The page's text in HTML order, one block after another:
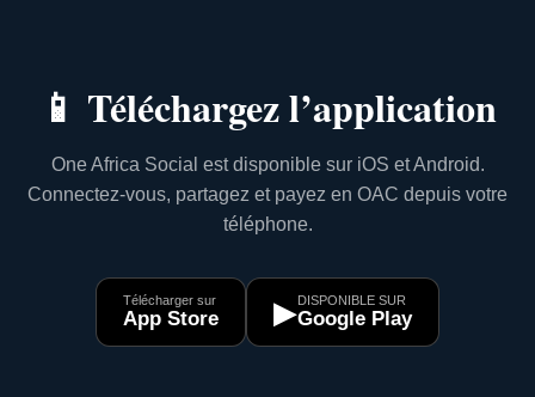
📱 Téléchargez l’application
One Africa Social est disponible sur iOS et Android.
Connectez-vous, partagez et payez en OAC depuis votre
téléphone.
Télécharger sur
App Store ▶DISPONIBLE SUR
Google Play